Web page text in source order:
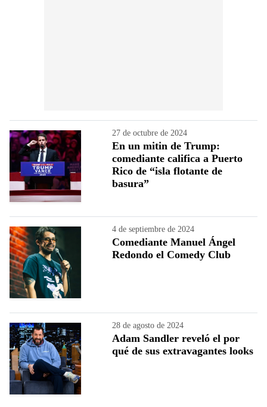
27 de octubre de 2024
En un mitin de Trump:
comediante califica a Puerto
Rico de “isla flotante de
basura”
4 de septiembre de 2024
Comediante Manuel Ángel
Redondo el Comedy Club
28 de agosto de 2024
Adam Sandler reveló el por
qué de sus extravagantes looks